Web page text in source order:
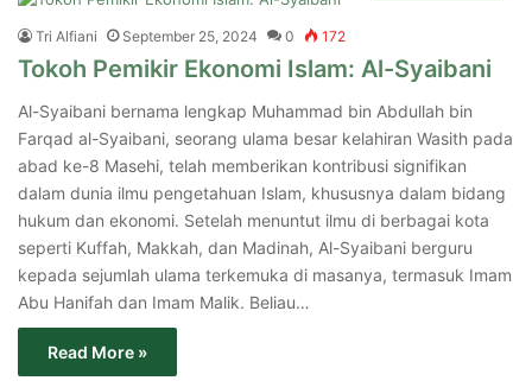
Tri Alfiani September 25, 2024 0 172
Tokoh Pemikir Ekonomi Islam: Al-Syaibani
Al-Syaibani bernama lengkap Muhammad bin Abdullah bin
Farqad al-Syaibani, seorang ulama besar kelahiran Wasith pada
abad ke-8 Masehi, telah memberikan kontribusi signifikan
dalam dunia ilmu pengetahuan Islam, khususnya dalam bidang
hukum dan ekonomi. Setelah menuntut ilmu di berbagai kota
seperti Kuffah, Makkah, dan Madinah, Al-Syaibani berguru
kepada sejumlah ulama terkemuka di masanya, termasuk Imam
Abu Hanifah dan Imam Malik. Beliau…
Read More »